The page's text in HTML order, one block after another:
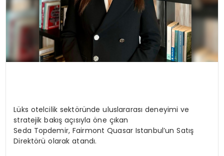
Lüks otelcilik sektöründe uluslararası deneyimi ve
stratejik bakış açısıyla öne çıkan
Seda Topdemir, Fairmont Quasar Istanbul’un Satış
Direktörü olarak atandı.